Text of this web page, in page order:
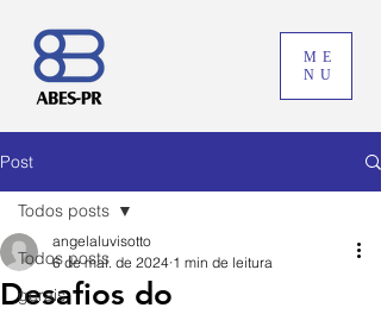
ME
NU
Post
Todos posts
gerais
Todos posts
Desafios do
angelaluvisotto
6 de mai. de 2024 1 min de leitura